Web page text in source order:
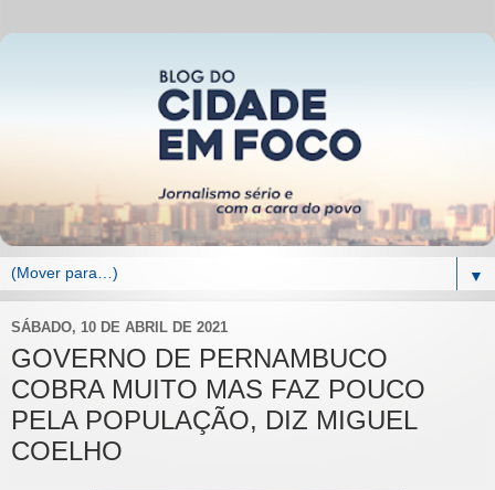
▼
SÁBADO, 10 DE ABRIL DE 2021
GOVERNO DE PERNAMBUCO
COBRA MUITO MAS FAZ POUCO
PELA POPULAÇÃO, DIZ MIGUEL
COELHO